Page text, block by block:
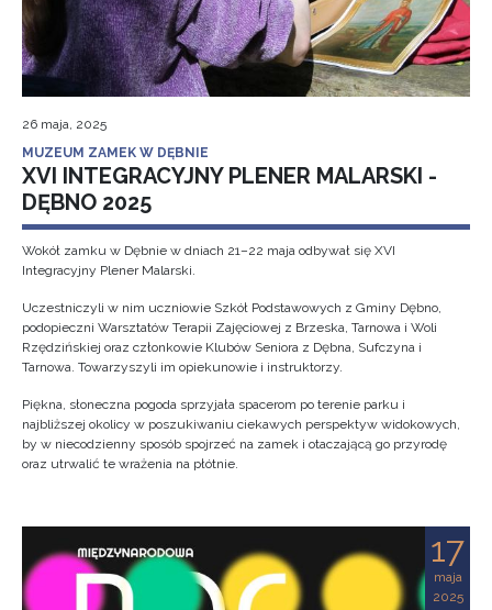
26 maja, 2025
MUZEUM ZAMEK W DĘBNIE
XVI INTEGRACYJNY PLENER MALARSKI -
DĘBNO 2025
Wokół zamku w Dębnie w dniach 21–22 maja odbywał się XVI
Integracyjny Plener Malarski.
Uczestniczyli w nim uczniowie Szkół Podstawowych z Gminy Dębno,
podopieczni Warsztatów Terapii Zajęciowej z Brzeska, Tarnowa i Woli
Rzędzińskiej oraz członkowie Klubów Seniora z Dębna, Sufczyna i
Tarnowa. Towarzyszyli im opiekunowie i instruktorzy.
Piękna, słoneczna pogoda sprzyjała spacerom po terenie parku i
najbliższej okolicy w poszukiwaniu ciekawych perspektyw widokowych,
by w niecodzienny sposób spojrzeć na zamek i otaczającą go przyrodę
oraz utrwalić te wrażenia na płótnie.
17
maja
2025